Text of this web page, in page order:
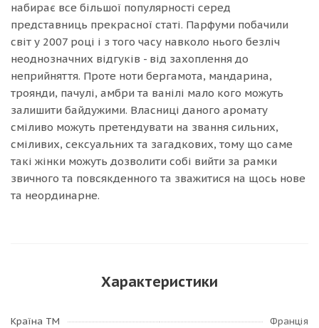
набирає все більшої популярності серед
представниць прекрасної статі. Парфуми побачили
світ у 2007 році і з того часу навколо нього безліч
неоднозначних відгуків - від захоплення до
неприйняття. Проте ноти бергамота, мандарина,
троянди, пачулі, амбри та ванілі мало кого можуть
залишити байдужими. Власниці даного аромату
сміливо можуть претендувати на звання сильних,
сміливих, сексуальних та загадкових, тому що саме
такі жінки можуть дозволити собі вийти за рамки
звичного та повсякденного та зважитися на щось нове
та неординарне.
Характеристики
Країна ТМ
Франція